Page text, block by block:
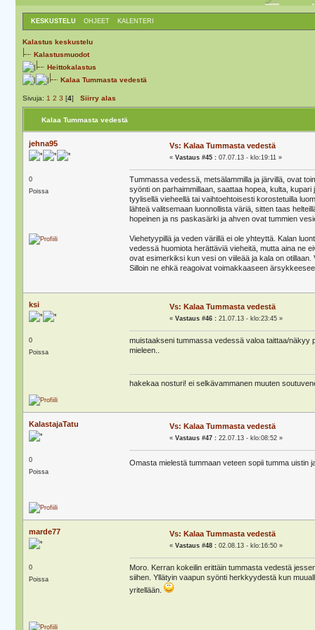
KESKUSTELU OHJEET KALENTERI
Kalastus keskustelu
Kalastusmuodot
Heittokalastus
Kalaa Tummasta vedestä
Sivuja: 1 2 3 [4] Siirry alas
Kalaa Tummasta vedestä
jehna95
0
Poissa
Vs: Kalaa Tummasta vedestä
« Vastaus #45 : 07.07.13 - klo:19:11 »
Tummassa vedessä, metsälammilla ja järvillä, ovat
syönti on parhaimmillaan, saattaa hopea, kulta,
tyylisellä vieheellä tai vaihtoehtoisesti korostetuilla
lähteä valitsemaan luonnollista väriä, sitten taas
hopeinen ja ns paskasärki ja ahven ovat tummien
Viehetyypillä ja veden värillä ei ole yhteyttä. Kalan
vedessä huomiota herättäviä vieheitä, mutta aina ne
ovat esimerkiksi kun vesi on viileää ja kala on
Silloin ne ehkä reagoivat voimakkaaseen
ksi
0
Poissa
Vs: Kalaa Tummasta vedestä
« Vastaus #46 : 21.07.13 - klo:23:45 »
muistaakseni tummassa vedessä valoa taittaa/näkyy
mieleen..
hakekaa nosturi! ei selkävammanen muuten
KalastajaTatu
0
Poissa
Vs: Kalaa Tummasta vedestä
« Vastaus #47 : 22.07.13 - klo:08:52 »
Omasta mielestä tummaan veteen sopii tumma uistin
marde77
0
Poissa
Vs: Kalaa Tummasta vedestä
« Vastaus #48 : 02.08.13 - klo:16:50 »
Moro. Kerran kokeilin erittäin tummasta vedestä
siihen. Yllätyin vaapun syönti herkkyydestä kun
yritellään.